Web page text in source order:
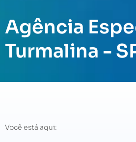
Agência
Turmalina -
Você está aqui: